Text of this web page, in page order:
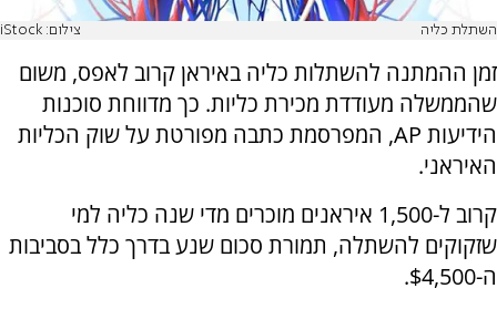
השתלת כליה צילום: iStock
זמן ההמתנה להשתלות כליה באיראן קרוב לאפס, משום
שהממשלה מעודדת מכירת כליות. כך מדווחת סוכנות
הידיעות AP, המפרסמת כתבה מפורטת על שוק הכליות
האיראני.
קרוב ל-1,500 איראנים מוכרים מדי שנה כליה למי
שזקוקים להשתלה, תמורת סכום שנע בדרך כלל בסביבות
ה-$4,500.